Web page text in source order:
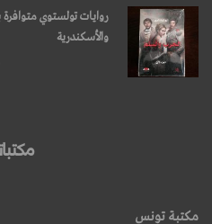
روايات تولستوي متوافرة
والأسكندرية
مكتبة تونس